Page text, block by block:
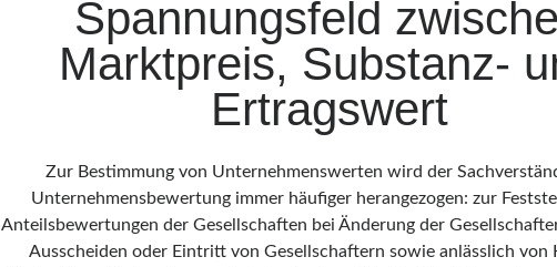
Spannungsfeld
Marktpreis, Substanz-
Ertragswert
Zur Bestimmung von Unternehmenswerten wird der
Unternehmensbewertung immer häufiger herangezogen: zur
Anteilsbewertungen der Gesellschaften bei Änderung der
Ausscheiden oder Eintritt von Gesellschaftern sowie anlässlich von